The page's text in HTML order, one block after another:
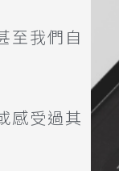
至我們自
感受過其